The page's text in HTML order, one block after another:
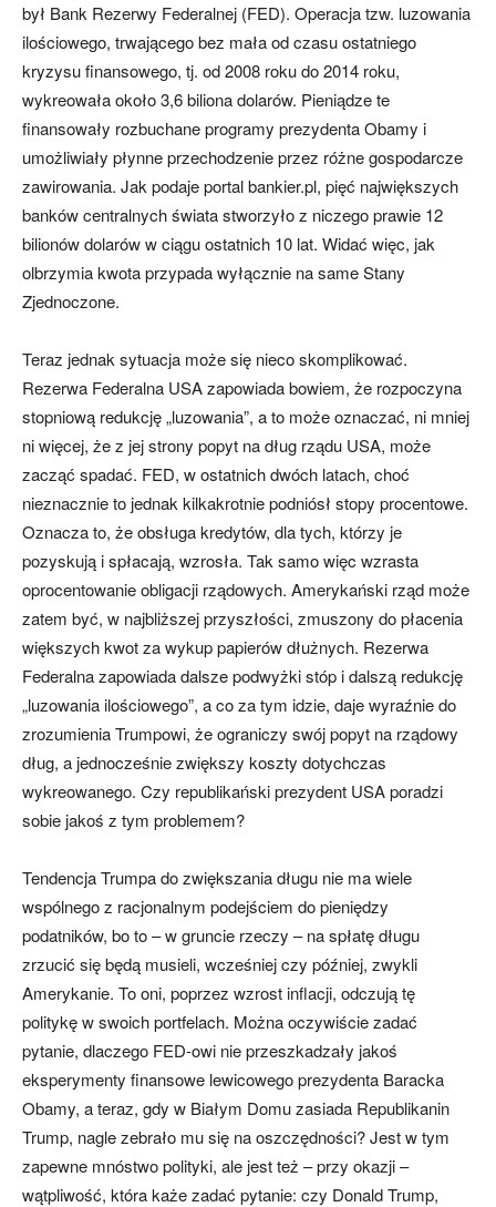
był Bank Rezerwy Federalnej (FED). Operacja tzw. luzowania
ilościowego, trwającego bez mała od czasu ostatniego
kryzysu finansowego, tj. od 2008 roku do 2014 roku,
wykreowała około 3,6 biliona dolarów. Pieniądze te
finansowały rozbuchane programy prezydenta Obamy i
umożliwiały płynne przechodzenie przez różne gospodarcze
zawirowania. Jak podaje portal bankier.pl, pięć największych
banków centralnych świata stworzyło z niczego prawie 12
bilionów dolarów w ciągu ostatnich 10 lat. Widać więc, jak
olbrzymia kwota przypada wyłącznie na same Stany
Zjednoczone.
Teraz jednak sytuacja może się nieco skomplikować.
Rezerwa Federalna USA zapowiada bowiem, że rozpoczyna
stopniową redukcję „luzowania”, a to może oznaczać, ni mniej
ni więcej, że z jej strony popyt na dług rządu USA, może
zacząć spadać. FED, w ostatnich dwóch latach, choć
nieznacznie to jednak kilkakrotnie podniósł stopy procentowe.
Oznacza to, że obsługa kredytów, dla tych, którzy je
pozyskują i spłacają, wzrosła. Tak samo więc wzrasta
oprocentowanie obligacji rządowych. Amerykański rząd może
zatem być, w najbliższej przyszłości, zmuszony do płacenia
większych kwot za wykup papierów dłużnych. Rezerwa
Federalna zapowiada dalsze podwyżki stóp i dalszą redukcję
„luzowania ilościowego”, a co za tym idzie, daje wyraźnie do
zrozumienia Trumpowi, że ograniczy swój popyt na rządowy
dług, a jednocześnie zwiększy koszty dotychczas
wykreowanego. Czy republikański prezydent USA poradzi
sobie jakoś z tym problemem?
Tendencja Trumpa do zwiększania długu nie ma wiele
wspólnego z racjonalnym podejściem do pieniędzy
podatników, bo to – w gruncie rzeczy – na spłatę długu
zrzucić się będą musieli, wcześniej czy później, zwykli
Amerykanie. To oni, poprzez wzrost inflacji, odczują tę
politykę w swoich portfelach. Można oczywiście zadać
pytanie, dlaczego FED-owi nie przeszkadzały jakoś
eksperymenty finansowe lewicowego prezydenta Baracka
Obamy, a teraz, gdy w Białym Domu zasiada Republikanin
Trump, nagle zebrało mu się na oszczędności? Jest w tym
zapewne mnóstwo polityki, ale jest też – przy okazji –
wątpliwość, która każe zadać pytanie: czy Donald Trump,